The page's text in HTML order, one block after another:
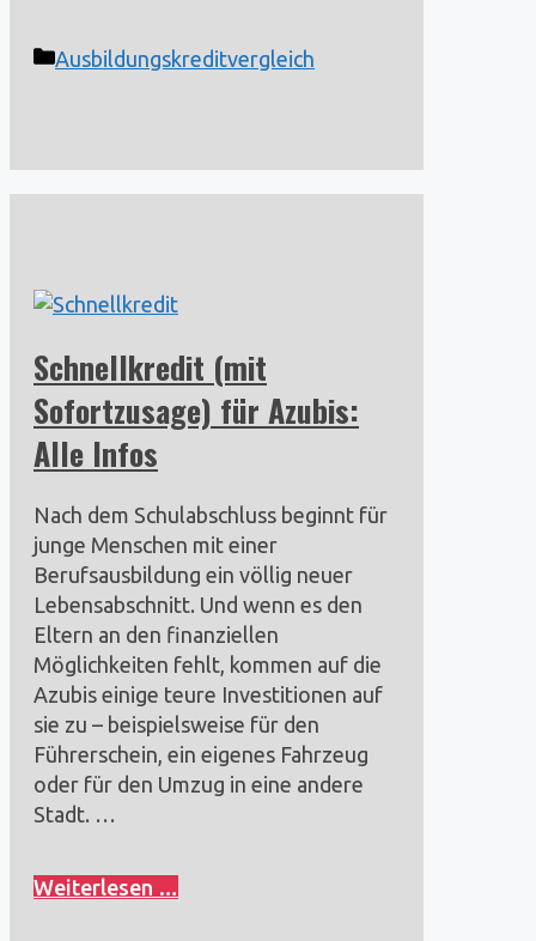
Kategorien
Ausbildungskreditvergleich
Schnellkredit (mit
Sofortzusage) für Azubis:
Alle Infos
Nach dem Schulabschluss beginnt für
junge Menschen mit einer
Berufsausbildung ein völlig neuer
Lebensabschnitt. Und wenn es den
Eltern an den finanziellen
Möglichkeiten fehlt, kommen auf die
Azubis einige teure Investitionen auf
sie zu – beispielsweise für den
Führerschein, ein eigenes Fahrzeug
oder für den Umzug in eine andere
Stadt. …
Weiterlesen …